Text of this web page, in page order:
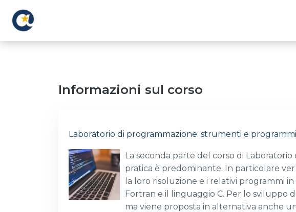
Informazioni sul corso
Laboratorio di programmazione: strumenti e programmi
La seconda parte del corso di
pratica è predominante. In particolare
la loro risoluzione e i relativi programmi
Fortran e il linguaggio C. Per lo sviluppo
ma viene proposta in alternativa anche